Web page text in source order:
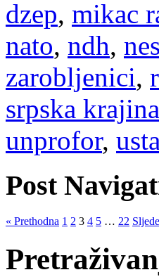
dzep, mikac
nato, ndh,
zarobljenici,
srpska krajina
unprofor,
Post
« Prethodna 1 2 3 4 5 … 22